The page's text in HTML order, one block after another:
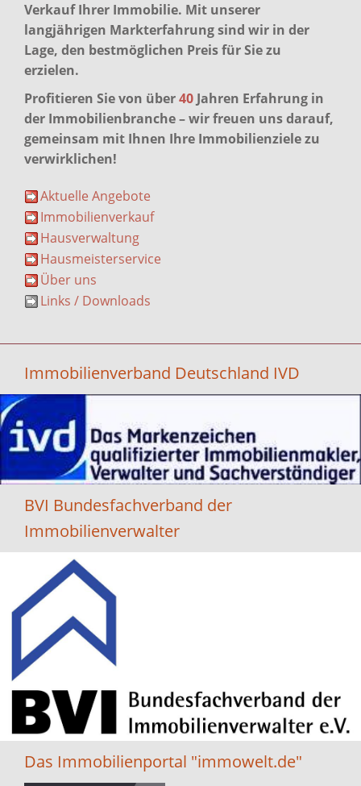
Verkauf Ihrer Immobilie. Mit unserer
langjährigen Markterfahrung sind wir in der
Lage, den bestmöglichen Preis für Sie zu
erzielen.
Profitieren Sie von über40 Jahren Erfahrung in
der Immobilienbranche – wir freuen uns darauf,
gemeinsam mit Ihnen Ihre Immobilienziele zu
verwirklichen!
Aktuelle Angebote
Immobilienverkauf
Hausverwaltung
Hausmeisterservice
Über uns
Links / Downloads
Immobilienverband Deutschland IVD
BVI Bundesfachverband der
Immobilienverwalter
Das Immobilienportal "immowelt.de"